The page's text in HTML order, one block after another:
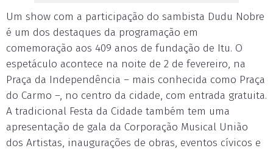
Um show com a participação do sambista Dudu Nobre
é um dos destaques da programação em
comemoração aos 409 anos de fundação de Itu. O
espetáculo acontece na noite de 2 de fevereiro, na
Praça da Independência – mais conhecida como Praça
do Carmo –, no centro da cidade, com entrada gratuita.
A tradicional Festa da Cidade também tem uma
apresentação de gala da Corporação Musical União
dos Artistas, inaugurações de obras, eventos cívicos e